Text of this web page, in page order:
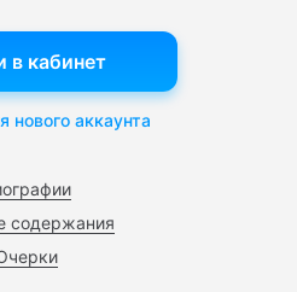
содержания
в кабинет
нового аккаунта